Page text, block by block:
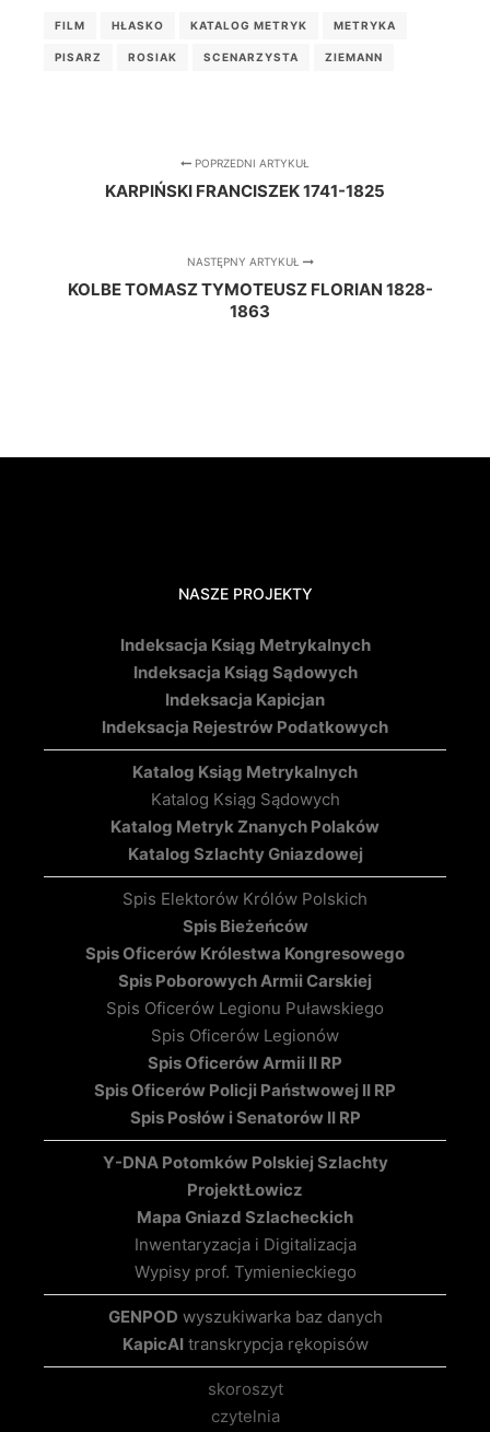
FILM HŁASKO KATALOG METRYK METRYKA
PISARZ ROSIAK SCENARZYSTA ZIEMANN
POPRZEDNI ARTYKUŁ
KARPIŃSKI FRANCISZEK 1741-1825
NASTĘPNY ARTYKUŁ
KOLBE TOMASZ TYMOTEUSZ FLORIAN 1828-
1863
NASZE PROJEKTY
Indeksacja Ksiąg Metrykalnych
Indeksacja Ksiąg Sądowych
Indeksacja Kapicjan
Indeksacja Rejestrów Podatkowych
Katalog Ksiąg Metrykalnych
Katalog Ksiąg Sądowych
Katalog Metryk Znanych Polaków
Katalog Szlachty Gniazdowej
Spis Elektorów Królów Polskich
Spis Bieżeńców
Spis Oficerów Królestwa Kongresowego
Spis Poborowych Armii Carskiej
Spis Oficerów Legionu Puławskiego
Spis Oficerów Legionów
Spis Oficerów Armii II RP
Spis Oficerów Policji Państwowej II RP
Spis Posłów i Senatorów II RP
Y-DNA Potomków Polskiej Szlachty
ProjektŁowicz
Mapa Gniazd Szlacheckich
Inwentaryzacja i Digitalizacja
Wypisy prof. Tymienieckiego
GENPOD wyszukiwarka baz danych
KapicAItranskrypcja rękopisów
skoroszyt
czytelnia